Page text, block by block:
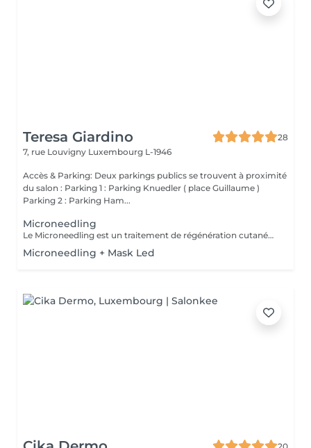
Teresa Giardino
28
7, rue Louvigny Luxembourg L-1946
Accès & Parking: Deux parkings publics se trouvent à proximité
du salon : Parking 1 : Parking Knuedler ( place Guillaume )
Parking 2 : Parking Ham...
Microneedling
Le Microneedling est un traitement de régénération cutanée qui active les capacités naturelles de réparation de la peau. Grâce à la création de micro-canaux contrôlés, il stimule intensément la production de collagène et d'élastine, tout en optimisant la pénétration des actifs utilisés pendant le soin. Chaque protocole est personnalisé grâce à l'utilisation de sérums spécifiques, soigneusement sélectionnés en fonction des besoins et des problématiques de chaque peau : hydratation, anti-âge, éclat du teint, taches pigmentaires, imperfections, cicatrices d'acné ou perte de fermeté. Idéal pour traiter le vieillissement cutané, les cicatrices, les pores dilatés, les irrégularités du teint et le manque d'éclat, ce traitement améliore visiblement la qualité de la peau. Séance après séance, le teint est plus lumineux, la peau plus lisse, plus ferme et visiblement revitalisée. Pour des résultats optimaux et durables, un protocole de plusieurs séances peut être recommandé selon les objectifs recherchés
Microneedling + Mask Led